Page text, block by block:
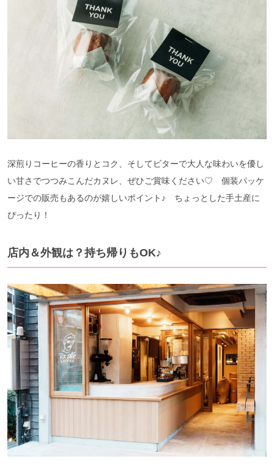
深煎りコーヒーの⾹りとコク、そしてビターで⼤⼈な味わいを優し
い⽢さでつつみこんだカヌレ、ぜひご賞味ください♡ 個装パッケ
ージでの販売もあるのが嬉しいポイント♪ ちょっとした手土産に
ぴったり！
店内＆外観は？持ち帰りもOK♪